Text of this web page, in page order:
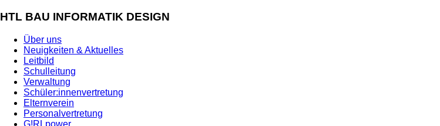
HTL BAU INFORMATIK DESIGN
Über uns
Neuigkeiten & Aktuelles
Leitbild
Schulleitung
Verwaltung
Schüler:innenvertretung
Elternverein
Personalvertretung
G!RLpower